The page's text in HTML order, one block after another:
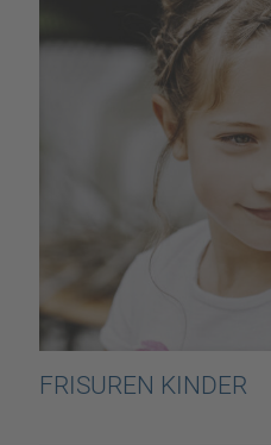
FRISUREN KINDER